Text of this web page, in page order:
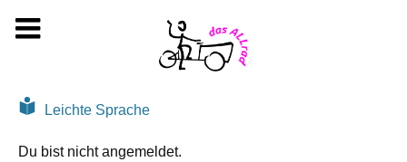
Zum
Leichte Sprache
Du bist nicht angemeldet.